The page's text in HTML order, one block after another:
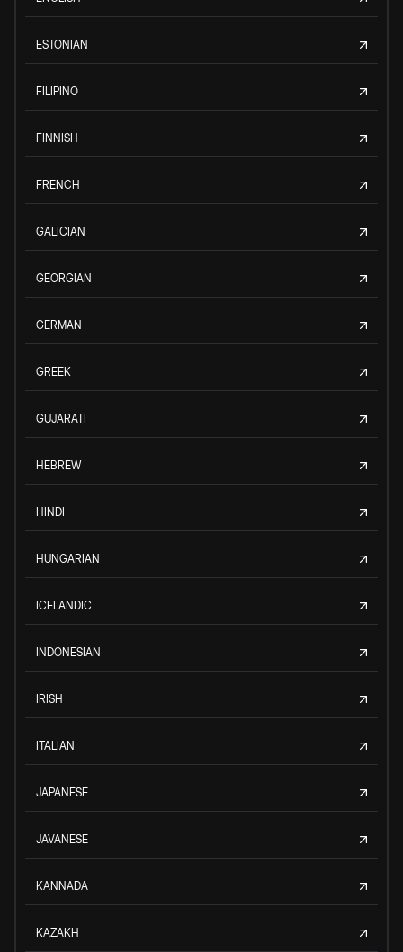
ESTONIAN
FILIPINO
FINNISH
FRENCH
GALICIAN
GEORGIAN
GERMAN
GREEK
GUJARATI
HEBREW
HINDI
HUNGARIAN
ICELANDIC
INDONESIAN
IRISH
ITALIAN
JAPANESE
JAVANESE
KANNADA
KAZAKH